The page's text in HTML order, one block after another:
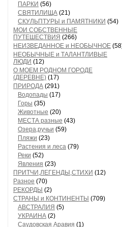
ПАРКИ (56)
СВЯТИЛИЩА (21)
СКУЛЬПТУРЫ и ПАМЯТНИКИ (54)
МОИ СОБСТВЕННЫЕ
ПУТЕШЕСТВИЯ (266)
НЕИЗВЕДАННОЕ и НЕОБЫЧНОЕ
НЕОБЫЧНЫЕ и ТАЛАНТЛИВЫЕ
ЛЮДИ (12)
О МОЕМ РОДНОМ ГОРОДЕ
(ДЕРЕВНЕ) (17)
ПРИРОДА (291)
Водопады (17)
Горы (35)
Животные (20)
МЕСТА разные (43)
Озера,ручьи (59)
Пляжи (23)
Растения и леса (79)
Реки (52)
Явления (23)
ПРИТЧИ,ЛЕГЕНДЫ,СТИХИ (12)
Разное (70)
РЕКОРДЫ (2)
СТРАНЫ и КОНТИНЕНТЫ (709)
АВСТРАЛИЯ (5)
УКРАИНА (2)
Саудовская Аравия (1)